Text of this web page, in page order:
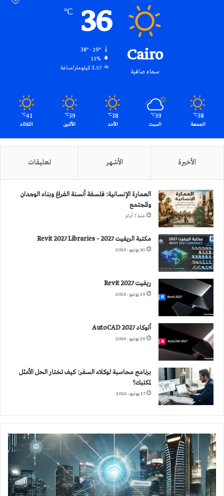
Cairo
سماء صافية
36
℃
15%
3.57 كيلومتر/ساعة
38
℃
الجمعة
39
℃
السبت
38
℃
الأحد
39
℃
الأثنين
41
℃
الثلاثاء
الأخيرة الأشهر تعليقات
العمارة الإنسانية: فلسفة أنسنة الفراغ وبناء الوجدان
والمجتمع
منذ 7 أيام
مكتبة الريفيت 2027 – Revit 2027 Libraries
30 يونيو، 2026
ريفيت 2027 Revit
29 يونيو، 2026
أتوكاد 2027 AutoCAD
29 يونيو، 2026
برنامج محاسبة لوكلاء السفر: كيف تختار الحل الأمثل
لمكتبك؟
17 يونيو، 2026
إنترنت
الضوء
Internet
of
lighting
(IoL)